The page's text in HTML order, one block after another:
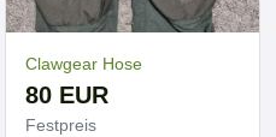
Clawgear Hose
80 EUR
Festpreis